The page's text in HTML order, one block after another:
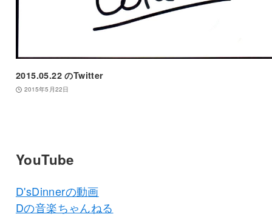
2015.05.22 のTwitter
2015年5月22日
YouTube
D'sDinnerの動画
Dの音楽ちゃんねる